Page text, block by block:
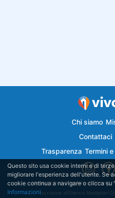
Chi siamo
Contattaci
Trasparenza Termini
Vivoqui.it è di proprietà di
Iscrizione all'Elenco Mediatori
Questo sito usa cookie interni e di
migliorare l'esperienza dell'utente. Se
cookie continua a navigare o clicca
Informazioni